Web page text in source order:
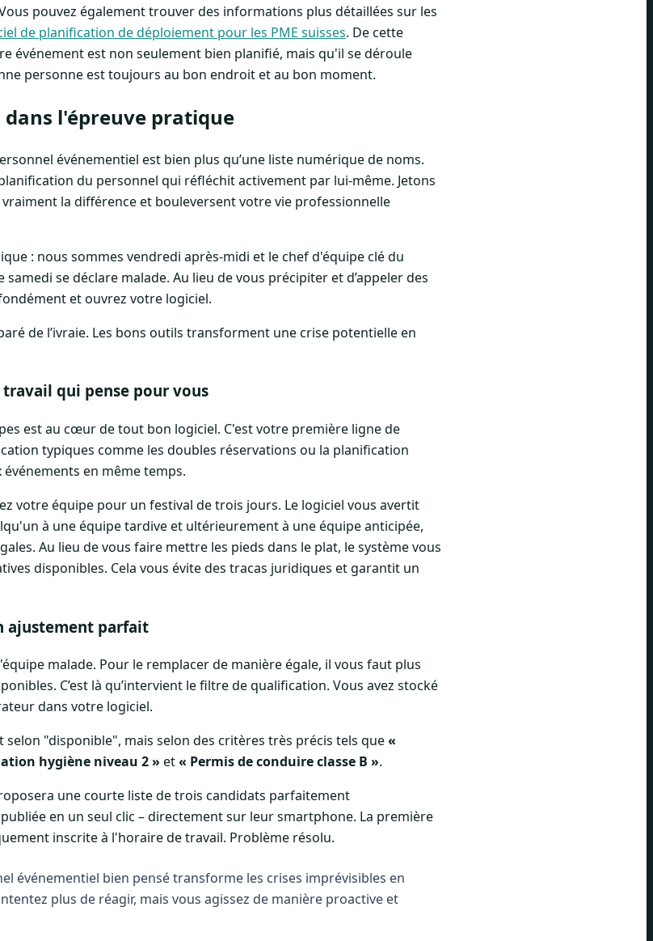
pouvez également trouver des informations plus détaillées sur les
de planification de déploiement pour les PME suisses. De cette
événement est non seulement bien planifié, mais qu'il se déroule
personne est toujours au bon endroit et au bon moment.
l'épreuve pratique
événementiel est bien plus qu’une liste numérique de noms.
du personnel qui réfléchit activement par lui-même. Jetons
la différence et bouleversent votre vie professionnelle
: nous sommes vendredi après-midi et le chef d'équipe clé du
se déclare malade. Au lieu de vous précipiter et d’appeler des
et ouvrez votre logiciel.
de l’ivraie. Les bons outils transforment une crise potentielle en
qui pense pour vous
est au cœur de tout bon logiciel. C'est votre première ligne de
typiques comme les doubles réservations ou la planification
en même temps.
votre équipe pour un festival de trois jours. Le logiciel vous avertit
à une équipe tardive et ultérieurement à une équipe anticipée,
Au lieu de vous faire mettre les pieds dans le plat, le système vous
disponibles. Cela vous évite des tracas juridiques et garantit un
ajustement parfait
malade. Pour le remplacer de manière égale, il vous faut plus
C’est là qu’intervient le filtre de qualification. Vous avez stocké
dans votre logiciel.
"disponible", mais selon des critères très précis tels que«
hygiène niveau 2 » et« Permis de conduire classe B ».
une courte liste de trois candidats parfaitement
en un seul clic – directement sur leur smartphone. La première
inscrite à l'horaire de travail. Problème résolu.
événementiel bien pensé transforme les crises imprévisibles en
plus de réagir, mais vous agissez de manière proactive et